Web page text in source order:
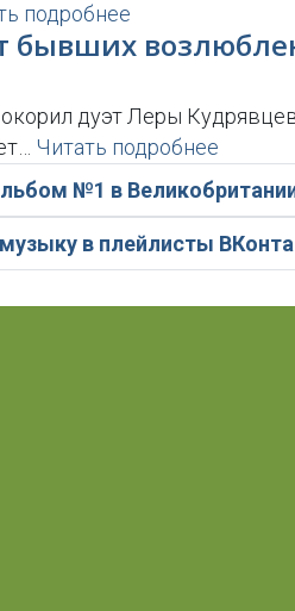
подробнее
бывших
дуэт Леры
Читать подробнее
№1 в
в плейлисты